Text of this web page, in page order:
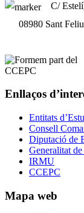
C/
08980 Sant
Enllaços
Entitats
Consell
Diputació de
Generalitat
IRMU
CCEPC
Mapa web